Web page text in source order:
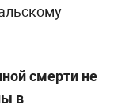
смерти не
в